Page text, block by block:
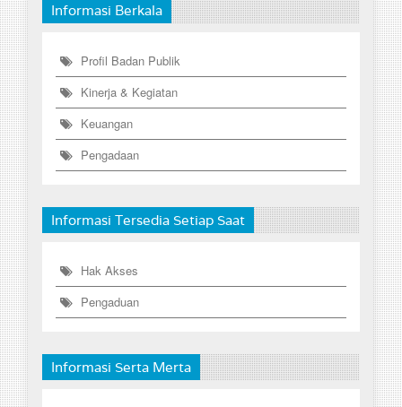
Informasi Berkala
Profil Badan Publik
Kinerja & Kegiatan
Keuangan
Pengadaan
Informasi Tersedia Setiap Saat
Hak Akses
Pengaduan
Informasi Serta Merta